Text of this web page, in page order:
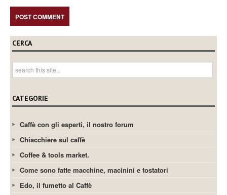
CERCA
CATEGORIE
Caffè con gli esperti, il nostro forum
Chiacchiere sul caffè
Coffee & tools market.
Come sono fatte macchine, macinini e tostatori
Edo, il fumetto al Caffè